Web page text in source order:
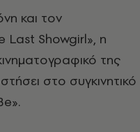
και τον
Last Showgirl», η
της
στο συγκινητικό